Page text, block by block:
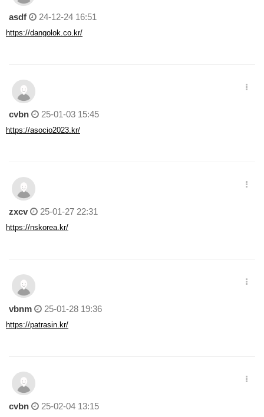
asdf 24-12-24 16:51
https://dangolok.co.kr/
cvbn 25-01-03 15:45
https://asocio2023.kr/
zxcv 25-01-27 22:31
https://nskorea.kr/
vbnm 25-01-28 19:36
https://patrasin.kr/
cvbn 25-02-04 13:15